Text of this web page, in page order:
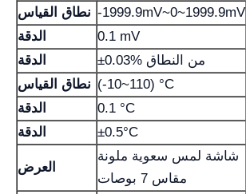
نطاق القياس -1999.9mV~0~1999.9mV
الدقة
0.1 mV
الدقة
±0.03% من النطاق
نطاق القياس (-10~110) °C
الدقة
0.1 °C
الدقة
±0.5°C
العرض
شاشة لمس سعوية ملونة
مقاس 7 بوصات